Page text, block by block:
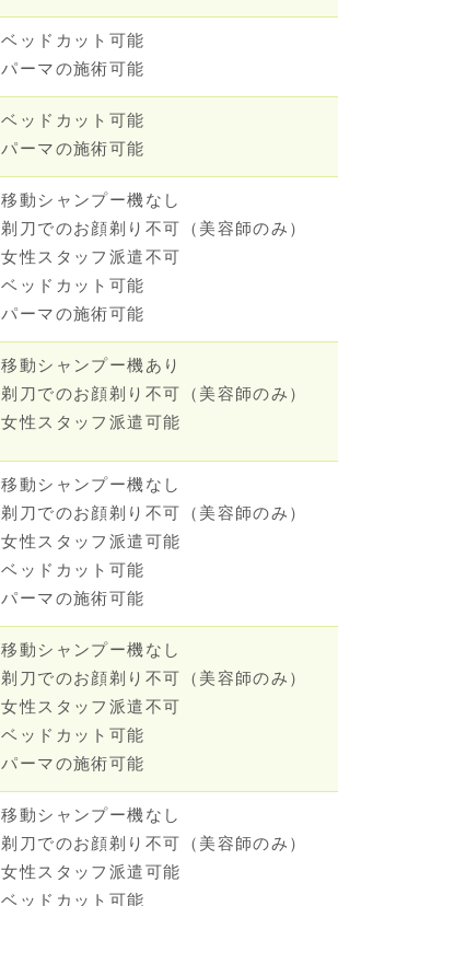
ベッドカット可能
パーマの施術可能
ベッドカット可能
パーマの施術可能
移動シャンプー機なし
剃刀でのお顔剃り不可（美容師のみ）
女性スタッフ派遣不可
ベッドカット可能
パーマの施術可能
移動シャンプー機あり
剃刀でのお顔剃り不可（美容師のみ）
女性スタッフ派遣可能
移動シャンプー機なし
剃刀でのお顔剃り不可（美容師のみ）
女性スタッフ派遣可能
ベッドカット可能
パーマの施術可能
移動シャンプー機なし
剃刀でのお顔剃り不可（美容師のみ）
女性スタッフ派遣不可
ベッドカット可能
パーマの施術可能
移動シャンプー機なし
剃刀でのお顔剃り不可（美容師のみ）
女性スタッフ派遣可能
ベッドカット可能